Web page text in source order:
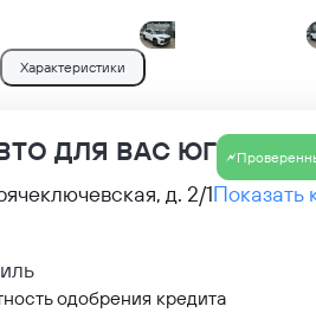
Характеристики
ДЛЯ ВАС ЮГ
д. 2/1Показать
одобрения кредита